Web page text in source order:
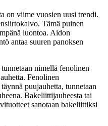
on viime vuosien uusi trendi.
Tämä puinen
luontoa. Aidon
antaa suuren panoksen
nimellä fenolinen
Fenolinen
puujauhetta, tunnetaan
Bakeliittijauheesta tai
sanotaan bakeliittiksi